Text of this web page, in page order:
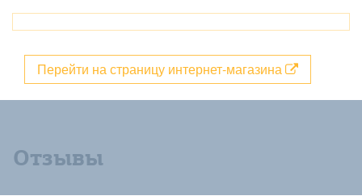
Перейти на страницу интернет-магазина
Отзывы